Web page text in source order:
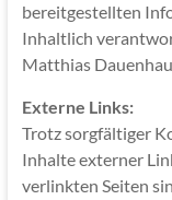
bereitgestellten
Inhaltlich
Matthias
Externe Links:
Trotz sorgfältiger
Inhalte externer
verlinkten Seiten